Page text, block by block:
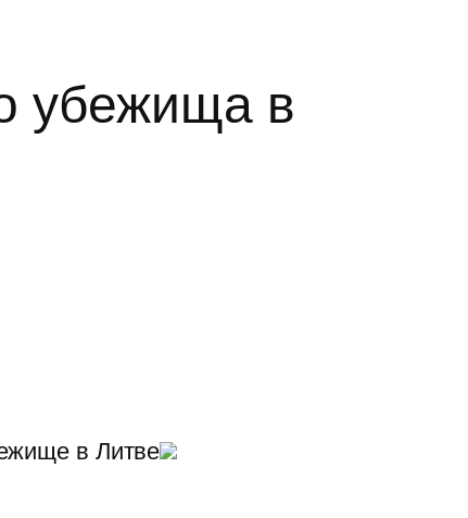
убежища в
в Литве